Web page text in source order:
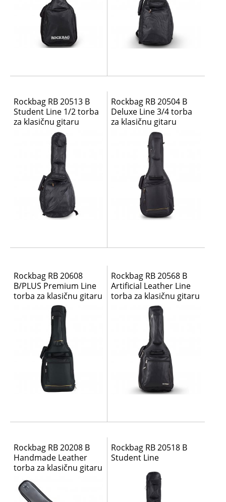
Rockbag RB 20513 B
Student Line 1/2 torba
za klasičnu gitaru
Rockbag RB 20504 B
Deluxe Line 3/4 torba
za klasičnu gitaru
Rockbag RB 20608
B/PLUS Premium Line
torba za klasičnu gitaru
Rockbag RB 20568 B
Artificial Leather Line
torba za klasičnu gitaru
Rockbag RB 20208 B
Handmade Leather
torba za klasičnu gitaru
Rockbag RB 20518 B
Student Line